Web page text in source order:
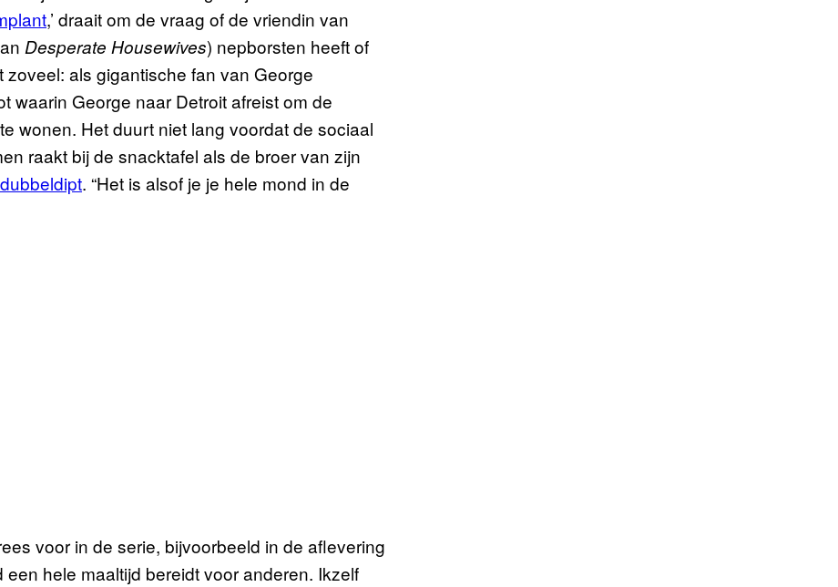
,’ draait om de vraag of de vriendin van
Desperate Housewives) nepborsten heeft of
als gigantische fan van George
waarin George naar Detroit afreist om de
wonen. Het duurt niet lang voordat de sociaal
raakt bij de snacktafel als de broer van zijn
dubbeldipt. “Het is alsof je je hele mond in de
voor in de serie, bijvoorbeeld in de aflevering
een hele maaltijd bereidt voor anderen. Ikzelf